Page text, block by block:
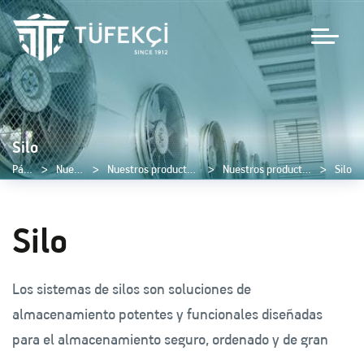
Silo
Página de inicio Nuestros productos Nuestros productos de centrales de tipo constructivo Nuestros productos de recolección de polvo y borra Silo
Silo
Los sistemas de silos son soluciones de
almacenamiento potentes y funcionales diseñadas
para el almacenamiento seguro, ordenado y de gran